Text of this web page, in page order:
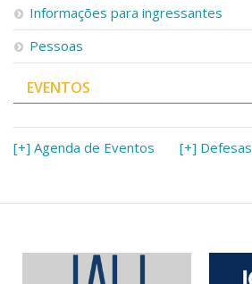
Informações para ingressantes
Pessoas
EVENTOS
[+] Agenda de Eventos [+]